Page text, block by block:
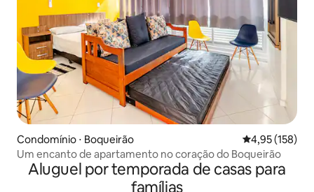
Condomínio ⋅ Boqueirão 4,95 de uma
4,95 (158)
Um encanto de apartamento no coração do Boqueirão
Aluguel por temporada de casas para
famílias